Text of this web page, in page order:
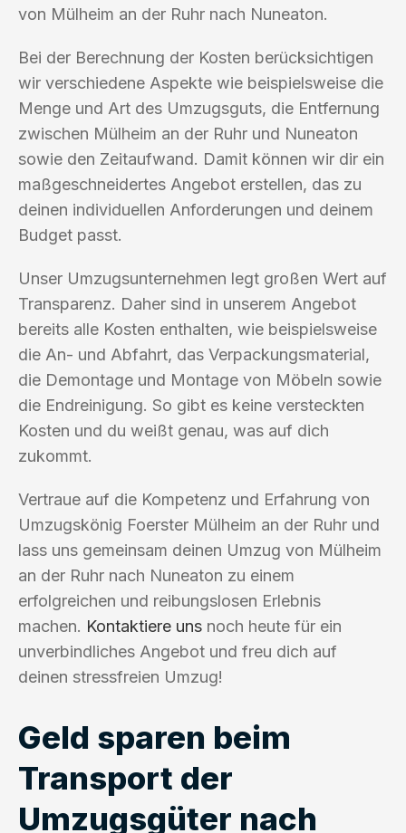
von Mülheim an der Ruhr nach Nuneaton.
Bei der Berechnung der Kosten berücksichtigen
wir verschiedene Aspekte wie beispielsweise die
Menge und Art des Umzugsguts, die Entfernung
zwischen Mülheim an der Ruhr und Nuneaton
sowie den Zeitaufwand. Damit können wir dir ein
maßgeschneidertes Angebot erstellen, das zu
deinen individuellen Anforderungen und deinem
Budget passt.
Unser Umzugsunternehmen legt großen Wert auf
Transparenz. Daher sind in unserem Angebot
bereits alle Kosten enthalten, wie beispielsweise
die An- und Abfahrt, das Verpackungsmaterial,
die Demontage und Montage von Möbeln sowie
die Endreinigung. So gibt es keine versteckten
Kosten und du weißt genau, was auf dich
zukommt.
Vertraue auf die Kompetenz und Erfahrung von
Umzugskönig Foerster Mülheim an der Ruhr und
lass uns gemeinsam deinen Umzug von Mülheim
an der Ruhr nach Nuneaton zu einem
erfolgreichen und reibungslosen Erlebnis
machen. Kontaktiere uns noch heute für ein
unverbindliches Angebot und freu dich auf
deinen stressfreien Umzug!
Geld sparen beim
Transport der
Umzugsgüter nach